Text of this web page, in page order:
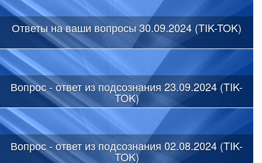
Ответы на ваши вопросы 30.09.2024 (TIK-TOK)
Вопрос - ответ из подсознания 23.09.2024 (TIK-
TOK)
Вопрос - ответ из подсознания 02.08.2024 (TIK-
TOK)